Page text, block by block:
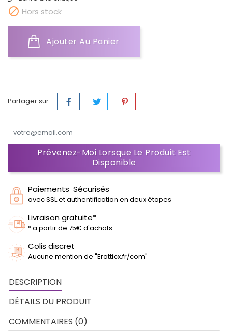
 Hors stock
Ajouter Au Panier
Partager sur :
Prévenez-Moi Lorsque Le Produit Est
Disponible
Paiements Sécurisés
avec SSL et authentification en deux étapes
Livraison gratuite*
* a partir de 75€ d'achats
Colis discret
Aucune mention de "Erotticx.fr/com"
DESCRIPTION
DÉTAILS DU PRODUIT
COMMENTAIRES (0)